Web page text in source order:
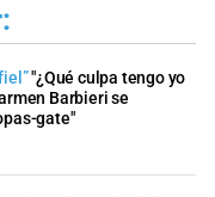
"¿Qué culpa tengo yo
Barbieri se
gate"